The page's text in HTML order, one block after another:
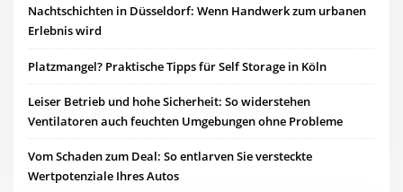
Nachtschichten in Düsseldorf: Wenn Handwerk zum urbanen
Erlebnis wird
Platzmangel? Praktische Tipps für Self Storage in Köln
Leiser Betrieb und hohe Sicherheit: So widerstehen
Ventilatoren auch feuchten Umgebungen ohne Probleme
Vom Schaden zum Deal: So entlarven Sie versteckte
Wertpotenziale Ihres Autos